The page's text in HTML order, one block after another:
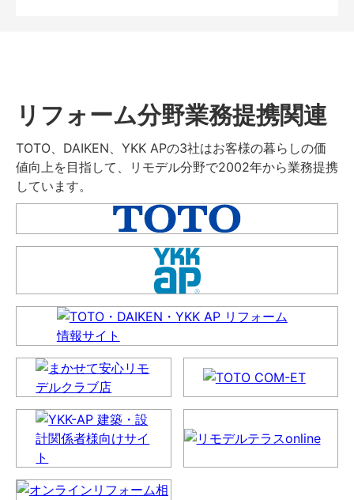
リフォーム分野業務提携関連
TOTO、DAIKEN、YKK APの3社はお客様の暮らしの価
値向上を目指して、リモデル分野で2002年から業務提携
しています。